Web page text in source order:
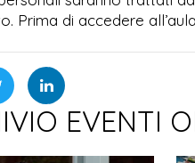
Prima di accedere
EVENTI